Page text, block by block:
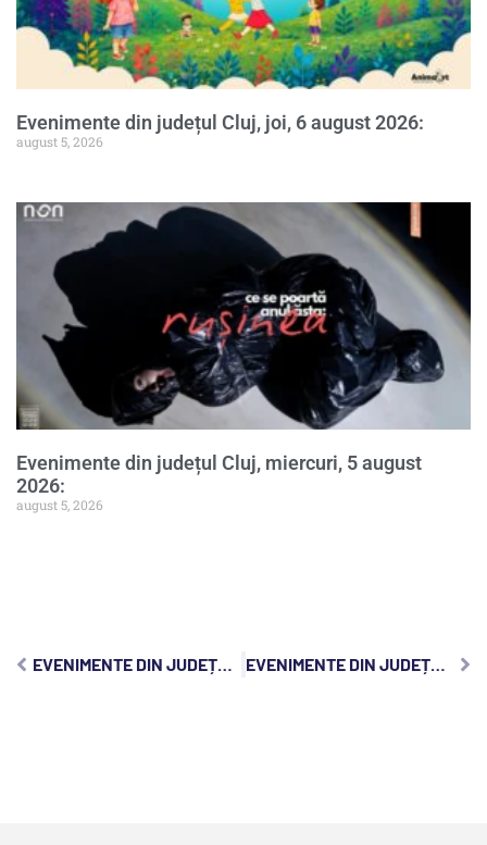
Evenimente din județul Cluj, joi, 6 august 2026:
august 5, 2026
Evenimente din județul Cluj, miercuri, 5 august
2026:
august 5, 2026
EVENIMENTE DIN JUDEȚUL CLUJ, VINERI, 6 MARTIE 2026: EVENIMENTE DIN JUDEȚUL CLUJ, DUMINICĂ, 8 MARTIE 2026: